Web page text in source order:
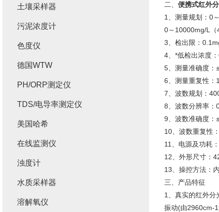
二、 便携式红外
1、测量规划：0
0～10000mg/L（
3、检出限：
4、*低检出浓度
5、测量准确度：
6、测量重复性：
7、波数规划：
8、波数分辨率：
9、波数准确度：
10、波数重复性
11、电源及功耗
12、外形尺寸：
13、操控方法：
三、产品特征
1、真实的红外分
振动(由2960cm-
土壤采样器
污泥浓度计
色度仪
德国WTW
PH/ORP测定仪
TDS/电导率测定仪
美国哈希
在线监测仪
浊度计
水质采样器
溶解氧仪